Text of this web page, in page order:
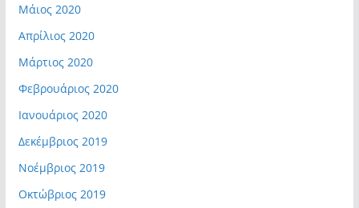
Μάιος 2020
Απρίλιος 2020
Μάρτιος 2020
Φεβρουάριος 2020
Ιανουάριος 2020
Δεκέμβριος 2019
Νοέμβριος 2019
Οκτώβριος 2019